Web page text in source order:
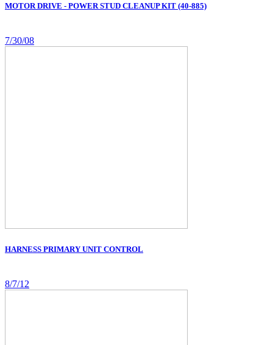
MOTOR DRIVE - POWER STUD CLEANUP KIT (40-885)
7/30/08
HARNESS PRIMARY UNIT CONTROL
8/7/12